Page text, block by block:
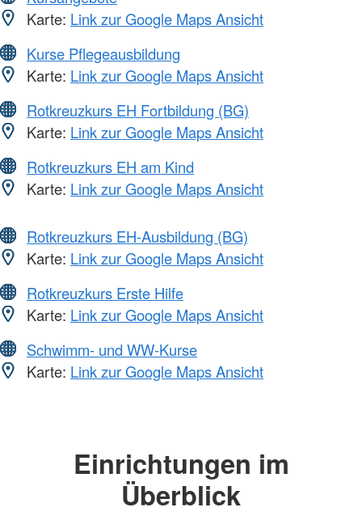
Karte: Link zur Google Maps Ansicht
Kurse Pflegeausbildung
Karte: Link zur Google Maps Ansicht
Rotkreuzkurs EH Fortbildung (BG)
Karte: Link zur Google Maps Ansicht
Rotkreuzkurs EH am Kind
Karte: Link zur Google Maps Ansicht
Rotkreuzkurs EH-Ausbildung (BG)
Karte: Link zur Google Maps Ansicht
Rotkreuzkurs Erste Hilfe
Karte: Link zur Google Maps Ansicht
Schwimm- und WW-Kurse
Karte: Link zur Google Maps Ansicht
Einrichtungen im
Überblick